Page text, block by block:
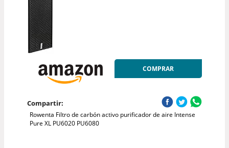
COMPRAR
Compartir:
Rowenta Filtro de carbón activo purificador de aire Intense
Pure XL PU6020 PU6080